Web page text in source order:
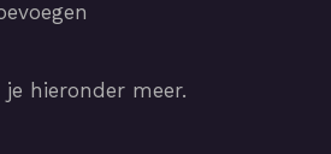
je hieronder meer.